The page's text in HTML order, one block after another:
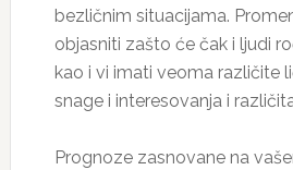
bezličnim situacijama.
objasniti zašto će čak i ljudi
kao i vi imati veoma različite
snage i interesovanja i
Prognoze zasnovane na